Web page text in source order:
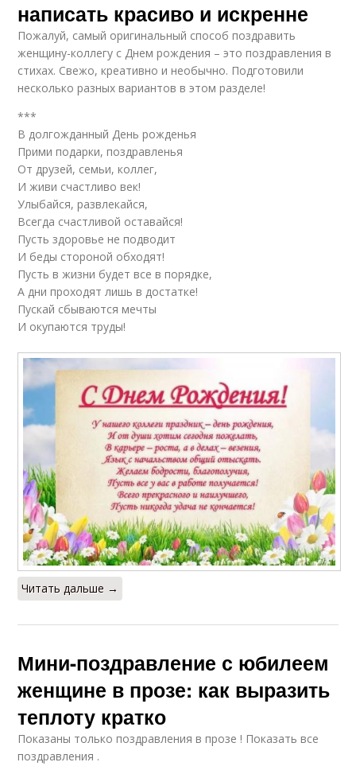
написать красиво и искренне
Пожалуй, самый оригинальный способ поздравить
женщину-коллегу с Днем рождения – это поздравления в
стихах. Свежо, креативно и необычно. Подготовили
несколько разных вариантов в этом разделе!
***
В долгожданный День рожденья
Прими подарки, поздравленья
От друзей, семьи, коллег,
И живи счастливо век!
Улыбайся, развлекайся,
Всегда счастливой оставайся!
Пусть здоровье не подводит
И беды стороной обходят!
Пусть в жизни будет все в порядке,
А дни проходят лишь в достатке!
Пускай сбываются мечты
И окупаются труды!
Читать дальше →
Мини-поздравление с юбилеем
женщине в прозе: как выразить
теплоту кратко
Показаны только поздравления в прозе ! Показать все
поздравления .